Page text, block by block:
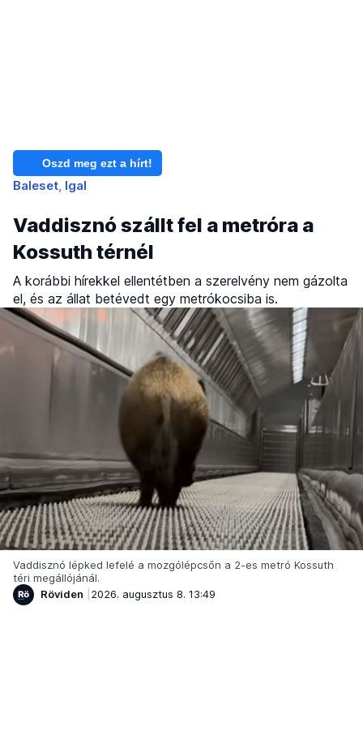
Oszd meg ezt a hírt!
Baleset Igal
Vaddisznó szállt fel a metróra a
Kossuth térnél
A korábbi hírekkel ellentétben a szerelvény nem gázolta
el, és az állat betévedt egy metrókocsiba is.
Vaddisznó lépked lefelé a mozgólépcsőn a 2-es metró Kossuth
téri megállójánál.
Röviden
2026. augusztus 8. 13:49